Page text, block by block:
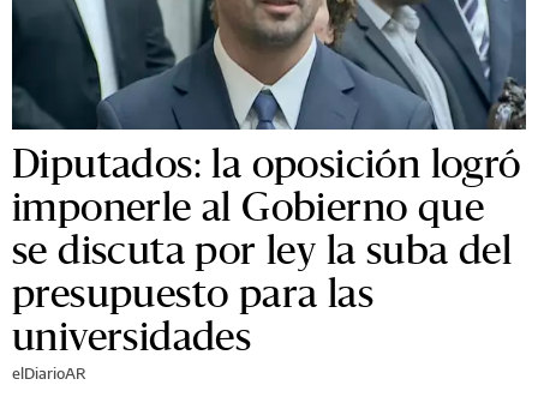
Diputados: la oposición logró
imponerle al Gobierno que
se discuta por ley la suba del
presupuesto para las
universidades
elDiarioAR